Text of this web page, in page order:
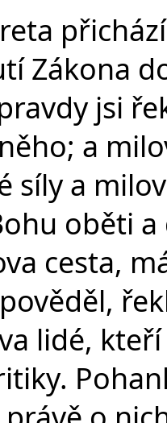
Zákona
jsi
a
síly a
oběti a
cesta,
lidé,